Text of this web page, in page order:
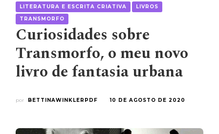
LITERATURA E ESCRITA CRIATIVA
LIVROS
TRANSMORFO
Curiosidades sobre
Transmorfo, o meu novo
livro de fantasia urbana
por BETTINAWINKLERPDF 10 DE AGOSTO DE 2020